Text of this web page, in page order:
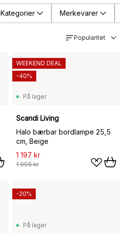
Kategorier Merkevarer
Popularitet
På lager
Scandi Living
Halo bærbar bordlampe 25,5
cm, Beige
1 197 kr
1 995 kr
WEEKEND DEAL
-40%
På lager
-20%